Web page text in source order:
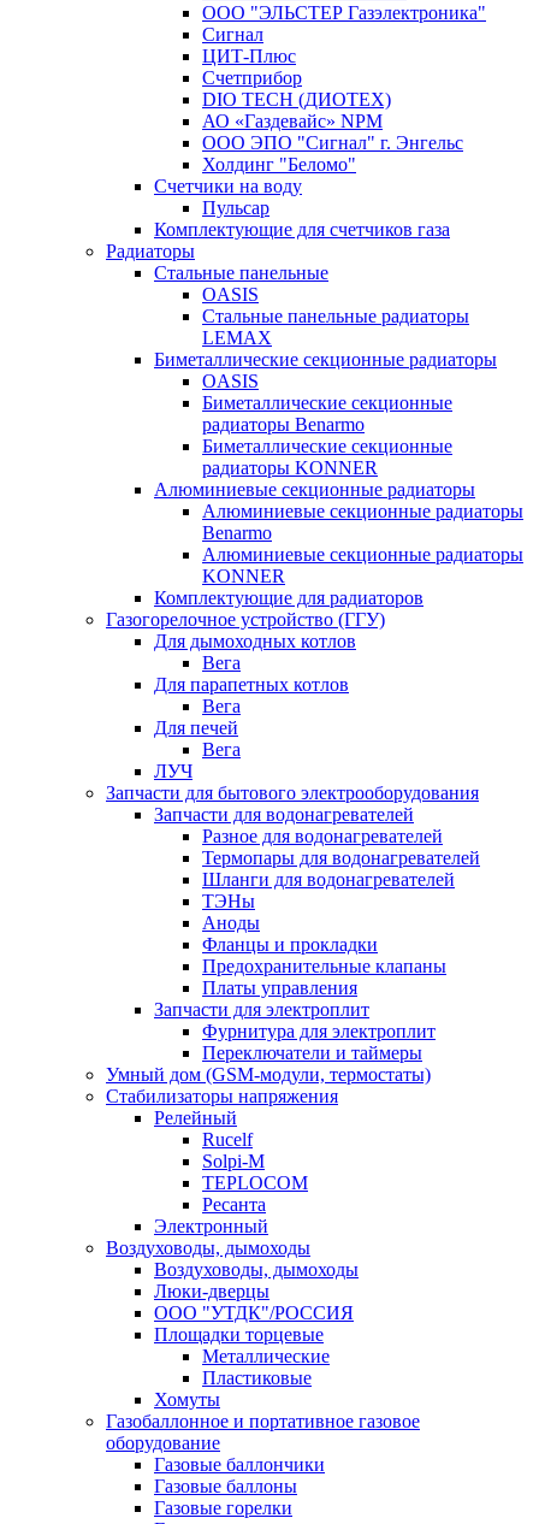
ООО "ЭЛЬСТЕР Газэлектроника"
Сигнал
ЦИТ-Плюс
Счетприбор
DIO TECH (ДИОТЕХ)
АО «Газдевайс» NPM
ООО ЭПО "Сигнал" г. Энгельс
Холдинг "Беломо"
Счетчики на воду
Пульсар
Комплектующие для счетчиков газа
Радиаторы
Стальные панельные
OASIS
Стальные панельные радиаторы
LEMAX
Биметаллические секционные радиаторы
OASIS
Биметаллические секционные
радиаторы Benarmo
Биметаллические секционные
радиаторы KONNER
Алюминиевые секционные радиаторы
Алюминиевые секционные радиаторы
Benarmo
Алюминиевые секционные радиаторы
KONNER
Комплектующие для радиаторов
Газогорелочное устройство (ГГУ)
Для дымоходных котлов
Вега
Для парапетных котлов
Вега
Для печей
Вега
ЛУЧ
Запчасти для бытового электрооборудования
Запчасти для водонагревателей
Разное для водонагревателей
Термопары для водонагревателей
Шланги для водонагревателей
ТЭНы
Аноды
Фланцы и прокладки
Предохранительные клапаны
Платы управления
Запчасти для электроплит
Фурнитура для электроплит
Переключатели и таймеры
Умный дом (GSM-модули, термостаты)
Cтабилизаторы напряжения
Релейный
Rucelf
Solpi-M
TEPLOCOM
Ресанта
Электронный
Воздуховоды, дымоходы
Воздуховоды, дымоходы
Люки-дверцы
ООО "УТДК"/РОССИЯ
Площадки торцевые
Металлические
Пластиковые
Хомуты
Газобаллонное и портативное газовое
оборудование
Газовые баллончики
Газовые баллоны
Газовые горелки